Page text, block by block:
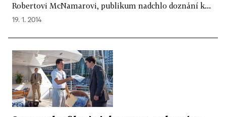
Robertovi McNamarovi, publikum nadchlo doznání k...
19. 1. 2014